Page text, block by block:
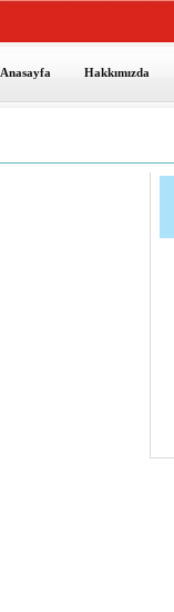
Anasayfa Hakkımızda